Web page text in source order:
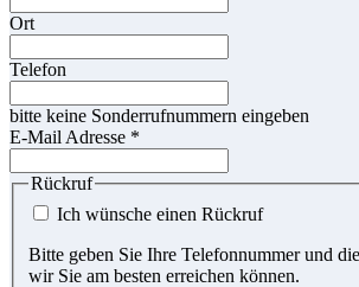
Ort
Telefon
bitte keine Sonderrufnummern eingeben
E-Mail Adresse *
Rückruf
Ich wünsche einen Rückruf
Bitte geben Sie Ihre Telefonnummer und
wir Sie am besten erreichen können.